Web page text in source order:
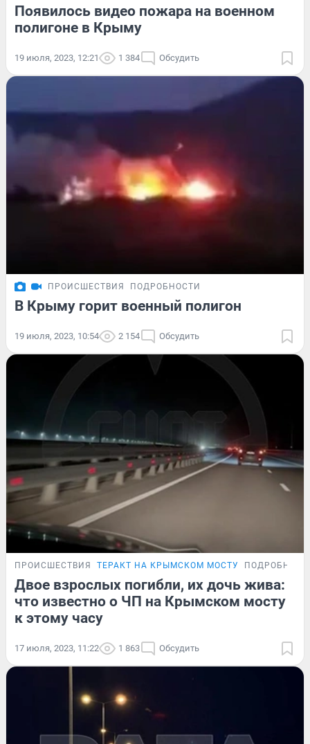
Появилось видео пожара на военном
полигоне в Крыму
19 июля, 2023, 12:21 1 384 Обсудить
ПРОИСШЕСТВИЯ ПОДРОБНОСТИ
В Крыму горит военный полигон
19 июля, 2023, 10:54 2 154 Обсудить
ПРОИСШЕСТВИЯ ТЕРАКТ НА КРЫМСКОМ МОСТУ
Двое взрослых погибли, их дочь жива:
что известно о ЧП на Крымском мосту
к этому часу
17 июля, 2023, 11:22 1 863 Обсудить